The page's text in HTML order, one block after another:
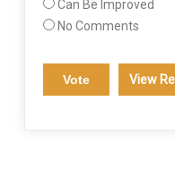
Can Be Improved
No Comments
View